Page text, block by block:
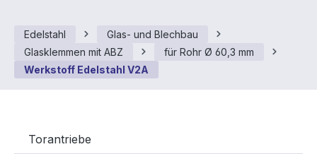
Edelstahl
Glas- und Blechbau
Glasklemmen mit ABZ
für Rohr Ø 60,3 mm
Werkstoff Edelstahl V2A
Torantriebe